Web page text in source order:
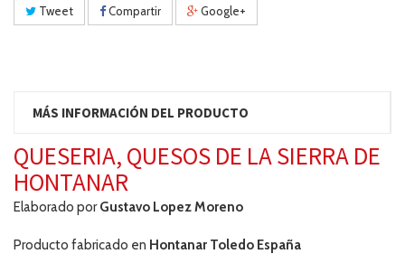
Tweet Compartir Google+
MÁS INFORMACIÓN DEL PRODUCTO
QUESERIA, QUESOS DE LA SIERRA DE
HONTANAR
Elaborado porGustavo Lopez Moreno
Producto fabricado en Hontanar Toledo España